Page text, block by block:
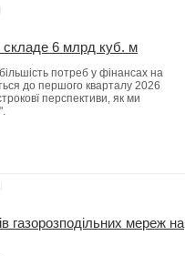
складе 6 млрд куб. м
потреб у фінансах на
до першого кварталу 2026
перспективи, як ми
газорозподільних мереж на